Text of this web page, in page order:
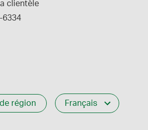
clientèle
6334
région Français